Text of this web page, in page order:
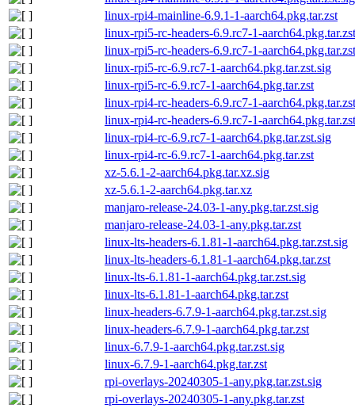
linux-rpi4-mainline-6.9.1-1-aarch64.pkg.tar.zst
linux-rpi5-rc-headers-6.9.rc7-1-
linux-rpi5-rc-headers-6.9.rc7-1-aarch64.pkg.tar.zst
linux-rpi5-rc-6.9.rc7-1-aarch64.pkg.tar.zst.sig
linux-rpi5-rc-6.9.rc7-1-aarch64.pkg.tar.zst
linux-rpi4-rc-headers-6.9.rc7-1-
linux-rpi4-rc-headers-6.9.rc7-1-aarch64.pkg.tar.zst
linux-rpi4-rc-6.9.rc7-1-aarch64.pkg.tar.zst.sig
linux-rpi4-rc-6.9.rc7-1-aarch64.pkg.tar.zst
xz-5.6.1-2-aarch64.pkg.tar.xz.sig
xz-5.6.1-2-aarch64.pkg.tar.xz
manjaro-release-24.03-1-any.pkg.tar.zst.sig
manjaro-release-24.03-1-any.pkg.tar.zst
linux-lts-headers-6.1.81-1-aarch64.pkg.tar.zst.sig
linux-lts-headers-6.1.81-1-aarch64.pkg.tar.zst
linux-lts-6.1.81-1-aarch64.pkg.tar.zst.sig
linux-lts-6.1.81-1-aarch64.pkg.tar.zst
linux-headers-6.7.9-1-aarch64.pkg.tar.zst.sig
linux-headers-6.7.9-1-aarch64.pkg.tar.zst
linux-6.7.9-1-aarch64.pkg.tar.zst.sig
linux-6.7.9-1-aarch64.pkg.tar.zst
rpi-overlays-20240305-1-any.pkg.tar.zst.sig
rpi-overlays-20240305-1-any.pkg.tar.zst